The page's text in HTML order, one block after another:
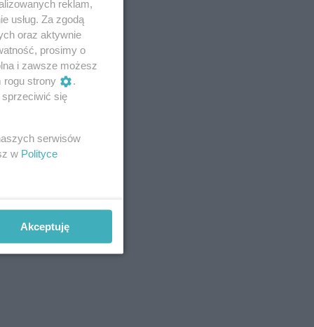
reklam,
usług. Za zgodą
oraz aktywnie
prosimy o
i zawsze możesz
rogu strony
.
się
serwisów
w Polityce
Akceptuję